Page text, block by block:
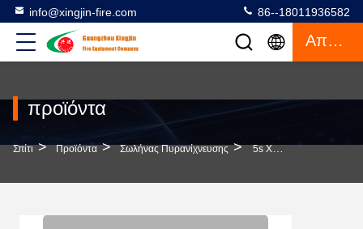
info@xingjin-fire.com 86--18011936582
Απόσπασμα
προϊόντα
Σπίτι > Προϊόντα > Σωλήνας Πυρανίχνευσης > 5s Χρόνος Απόκρισης Τύπος Ανίχνευσης Πυρκαγιάς Με Πυροσβεστικό Μέσο FM200